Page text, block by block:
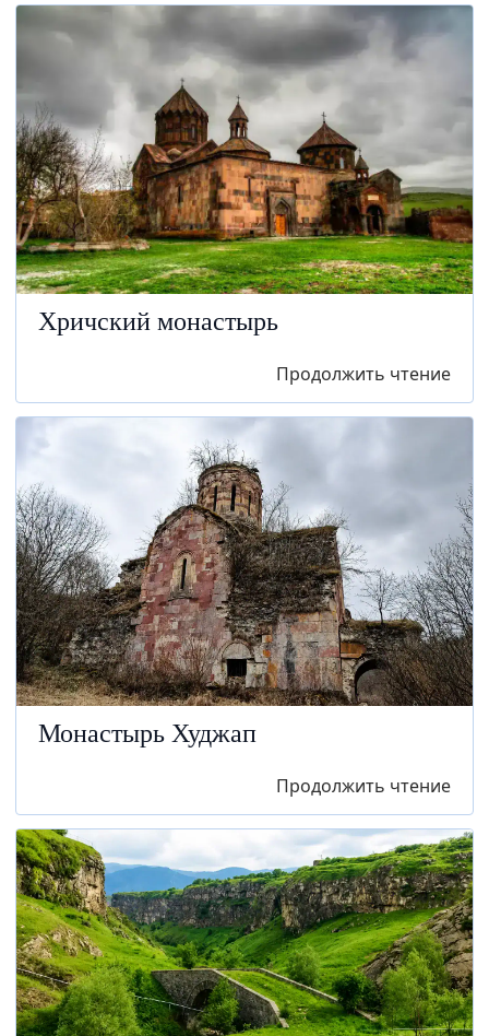
Хричский монастырь
Продолжить чтение
Монастырь Худжап
Продолжить чтение